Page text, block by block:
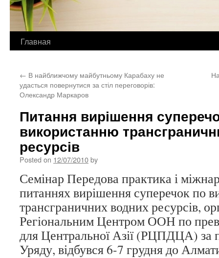
Skip
content
Главная
← В найближчому майбутньому Карабаху не
удасться повернутися за стіл переговорів:
Олександр Маркаров
Питання вирішення
використанню
ресурсів
Posted on 12/07/2010by
Семінар Передова практика і
питаннях вирішення суперечок по
трансграничних водних ресурсів,
Регіональним Центром ООН по
для Центральної Азії (РЦПДЦА)
Уряду, відбувся 6-7 грудня до